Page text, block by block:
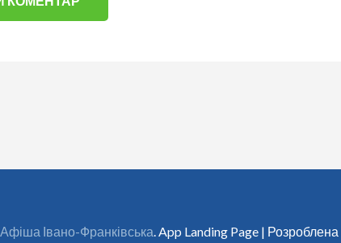
Івано-Франківська. App Landing Page | Розроблена